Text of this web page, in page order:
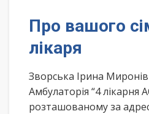
Про вашого
лікаря
Зворська Ірина
Амбулаторія “4 лікарня
розташованому за